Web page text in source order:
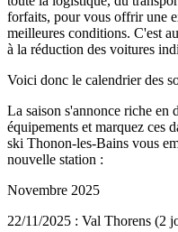
forfaits, pour vous offrir une
meilleures conditions. C'est
à la réduction des voitures
Voici donc le calendrier des
La saison s'annonce riche en
équipements et marquez ces
ski Thonon-les-Bains vous
nouvelle station :
Novembre 2025
22/11/2025 : Val Thorens (2